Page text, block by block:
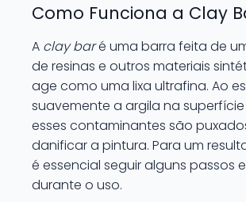
Como Funciona a Clay
A clay baré uma barra feita de
de resinas e outros materiais
age como uma lixa ultrafina. Ao
suavemente a argila na
esses contaminantes são
danificar a pintura. Para um
é essencial seguir alguns passos
durante o uso.